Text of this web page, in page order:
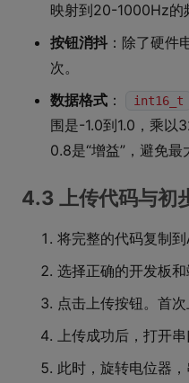
映射到20-1000Hz的
按钮消抖 ：除了硬
次。
数据格式 ： int16_t
围是-1.0到1.0，乘以
0.8是“增益”，避免最
4.3 上传代码与初
将完整的代码复制到
选择正确的开发板和
点击上传按钮。首
上传成功后，打开
此时，旋转电位器